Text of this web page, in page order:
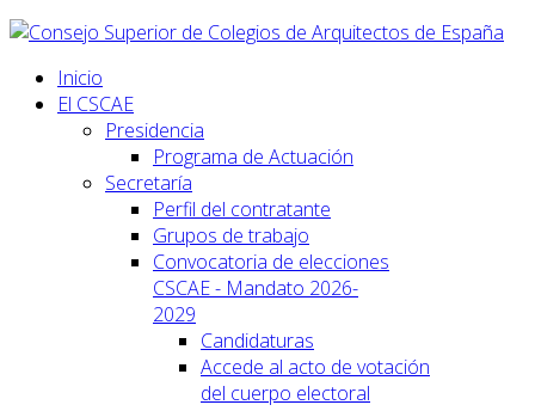
Inicio
El CSCAE
Presidencia
Programa de Actuación
Secretaría
Perfil del contratante
Grupos de trabajo
Convocatoria de elecciones
CSCAE - Mandato 2026-
2029
Candidaturas
Accede al acto de votación
del cuerpo electoral